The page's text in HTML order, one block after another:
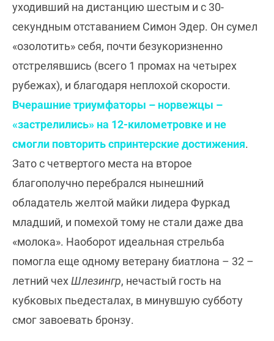
уходивший на дистанцию шестым и с 30-
секундным отставанием Симон Эдер. Он сумел
«озолотить» себя, почти безукоризненно
отстрелявшись (всего 1 промах на четырех
рубежах), и благодаря неплохой скорости.
Вчерашние триумфаторы – норвежцы –
«застрелились» на 12-километровке и не
смогли повторить спринтерские достижения.
Зато с четвертого места на второе
благополучно перебрался нынешний
обладатель желтой майки лидера Фуркад
младший, и помехой тому не стали даже два
«молока». Наоборот идеальная стрельба
помогла еще одному ветерану биатлона – 32 –
летний чехШлезингр, нечастый гость на
кубковых пьедесталах, в минувшую субботу
смог завоевать бронзу.